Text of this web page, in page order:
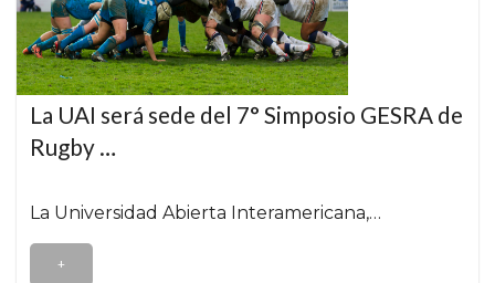
La UAI será sede del 7° Simposio GESRA de
Rugby …
La Universidad Abierta Interamericana,…
+